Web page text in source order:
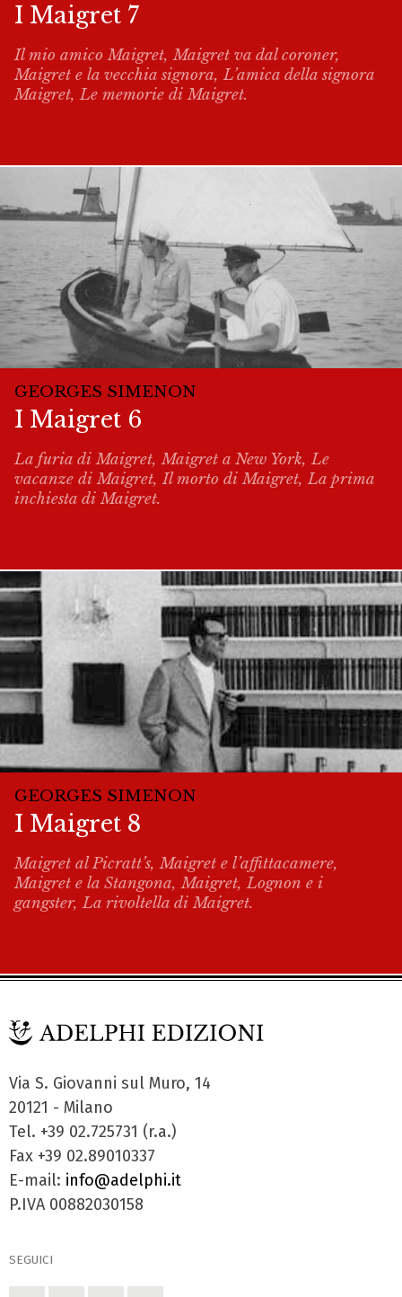
I Maigret 7
Il mio amico Maigret, Maigret va dal coroner,
Maigret e la vecchia signora, L’amica della signora
Maigret, Le memorie di Maigret.
GEORGES SIMENON
I Maigret 6
La furia di Maigret, Maigret a New York, Le
vacanze di Maigret, Il morto di Maigret, La prima
inchiesta di Maigret.
GEORGES SIMENON
I Maigret 8
Maigret al Picratt’s, Maigret e l’affittacamere,
Maigret e la Stangona, Maigret, Lognon e i
gangster, La rivoltella di Maigret.
Via S. Giovanni sul Muro, 14
20121 - Milano
Tel. +39 02.725731 (r.a.)
Fax +39 02.89010337
E-mail: info@adelphi.it
P.IVA 00882030158
SEGUICI